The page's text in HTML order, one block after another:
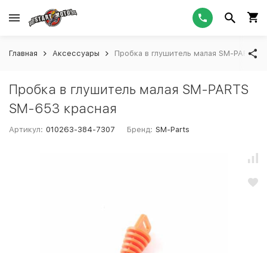
Главная Аксессуары Пробка в глушитель малая SM-PARTS
Пробка в глушитель малая SM-PARTS
SM-653 красная
Артикул: 010263-384-7307 Бренд: SM-Parts